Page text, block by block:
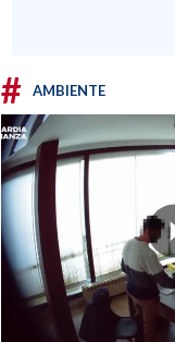
# AMBIENTE